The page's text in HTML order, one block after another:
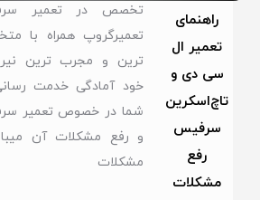
راهنمای
تعمیر ال
سی دی و
تاچ‌اسکرین
سرفیس
رفع
مشکلات
تخصص در تعمیر
تعمیرگروپ همراه با
ترین و مجرب ترین
خود آمادگی خدمت
شما در خصوص تعمیر
و رفع مشکلات آن
مشکلات